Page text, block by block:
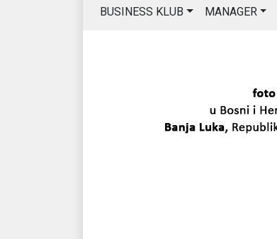
BUSINESS KLUB MANAGER